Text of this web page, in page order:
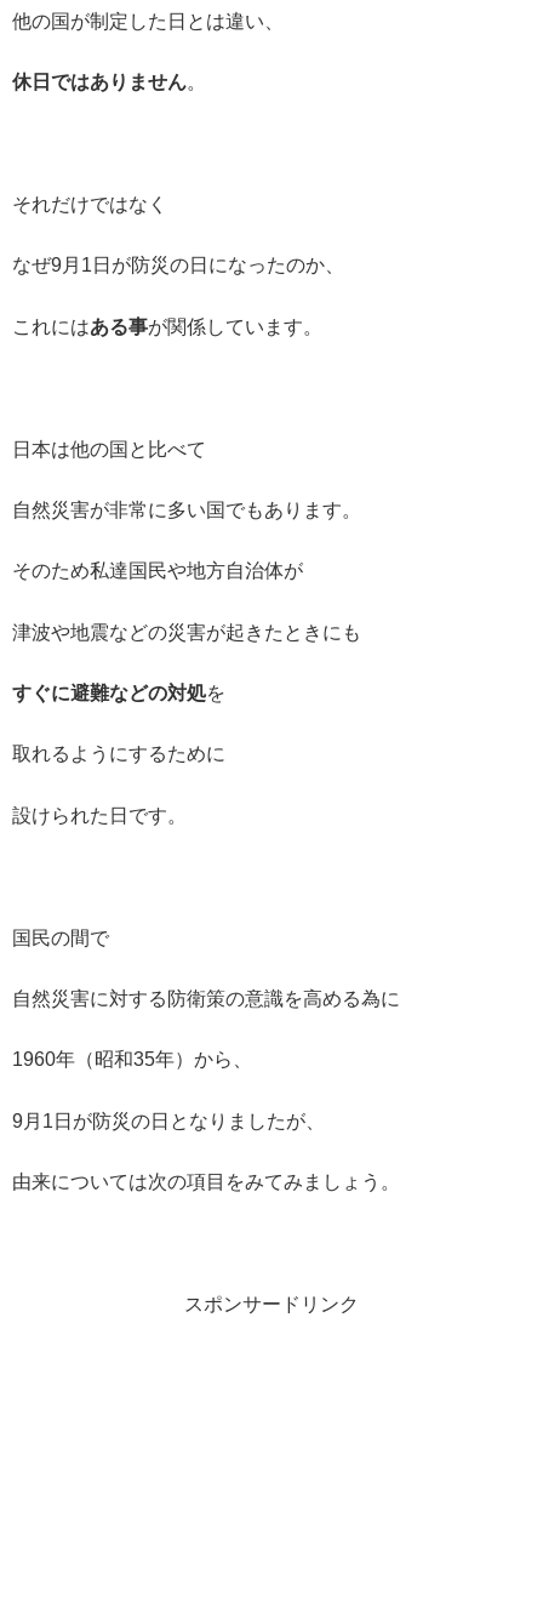
他の国が制定した日とは違い、
休日ではありません。
それだけではなく
なぜ9月1日が防災の日になったのか、
これにはある事が関係しています。
日本は他の国と比べて
自然災害が非常に多い国でもあります。
そのため私達国民や地方自治体が
津波や地震などの災害が起きたときにも
すぐに避難などの対処を
取れるようにするために
設けられた日です。
国民の間で
自然災害に対する防衛策の意識を高める為に
1960年（昭和35年）から、
9月1日が防災の日となりましたが、
由来については次の項目をみてみましょう。
スポンサードリンク